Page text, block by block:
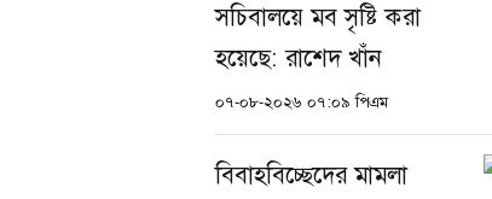
সচিবালয়ে মব সৃষ্টি করা
হয়েছে: রাশেদ খাঁন
০৭-০৮-২০২৬ ০৭:০৯ পিএম
বিবাহবিচ্ছেদের মামলা